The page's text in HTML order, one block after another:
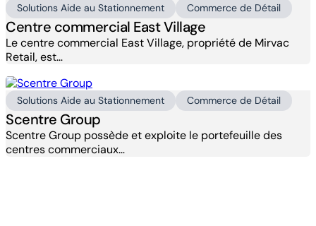
Solutions Aide au Stationnement Commerce de Détail
Centre commercial East Village
Le centre commercial East Village, propriété de Mirvac
Retail, est…
Solutions Aide au Stationnement Commerce de Détail
Scentre Group
Scentre Group possède et exploite le portefeuille des
centres commerciaux…